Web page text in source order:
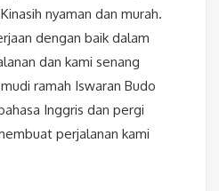
nyaman dan murah.
dengan baik dalam
dan kami senang
ramah Iswaran Budo
Inggris dan pergi
perjalanan kami